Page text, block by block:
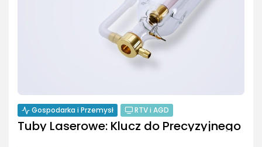
Gospodarka i Przemysł RTV i AGD
Tuby Laserowe: Klucz do Precyzyjnego